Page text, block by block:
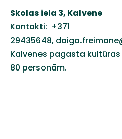
Skolas iela 3, Kalvene
Kontakti: +371
29435648,
Kalvenes pagasta
80 personām.